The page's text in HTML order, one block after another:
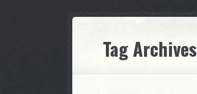
Tag Archives